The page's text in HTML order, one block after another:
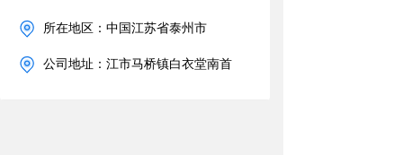
所在地区：中国江苏省泰州市
公司地址：江市马桥镇白衣堂南首